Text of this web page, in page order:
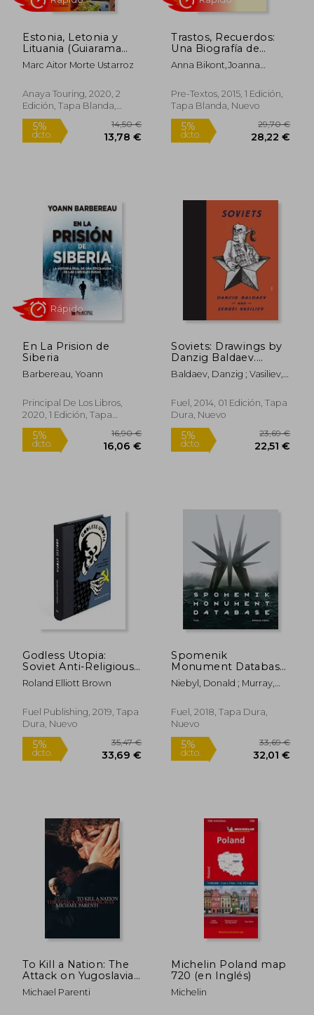
5% 5%
5% 5%
dcto.
Estonia, Letonia y
Lituania (Guiarama
Compact -
Internacional)
Marc Aitor Morte Ustarroz
Anaya Touring, 2020, 2
Edición, Tapa Blanda,
Nuevo
dcto. 13,78 €
Rápido
Trastos, Recuerdos:
Una Biografía de
Wislawa Szymborska
Anna Bikont,Joanna
Pre-Textos, 2015, 1 Edición,
Tapa Blanda, Nuevo
dcto.
Rápido
En La Prision de
Siberia
Barbereau, Yoann
Principal De Los Libros,
2020, 1 Edición, Tapa
Blanda, Nuevo
Rápido
Soviets: Drawings by
Danzig Baldaev.
Photographs by
Sergei Vasiliev. (en
Baldaev, Danzig ; Vasiliev,
Fuel, 2014, 01 Edición, Tapa
Dura, Nuevo
Godless Utopia:
Soviet Anti-Religious
Propaganda (en
Inglés)
Roland Elliott Brown
Fuel Publishing, 2019, Tapa
Dura, Nuevo
Spomenik
Monument Database
(en Inglés)
Niebyl, Donald ; Murray,
Fuel, 2018, Tapa Dura,
Nuevo
To Kill a Nation: The
Attack on Yugoslavia
(en Inglés)
Michael Parenti
Michelin Poland map
720 (en Inglés)
Michelin